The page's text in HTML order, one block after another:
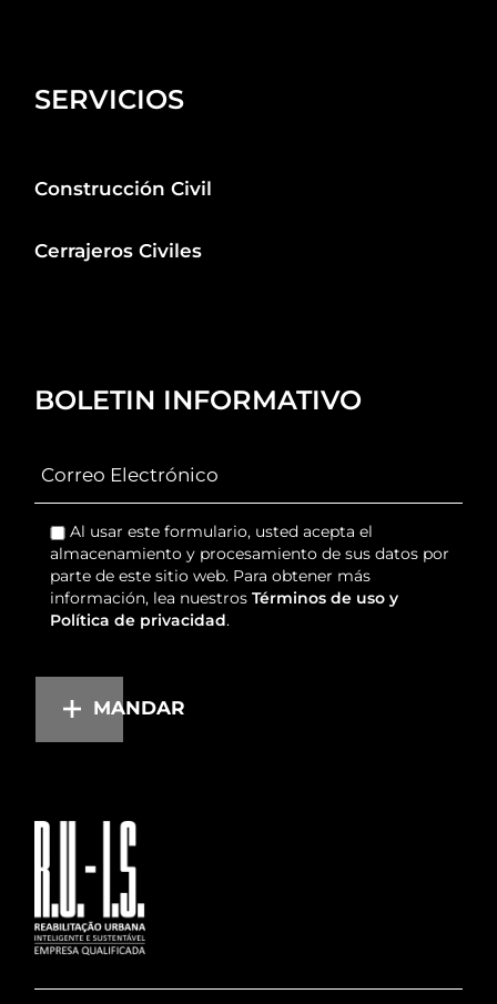
SERVICIOS
Construcción Civil
Cerrajeros Civiles
BOLETIN INFORMATIVO
Al usar este formulario, usted acepta el
almacenamiento y procesamiento de sus datos por
parte de este sitio web. Para obtener más
información, lea nuestrosTérminos de uso y
Política de privacidad.
MANDAR